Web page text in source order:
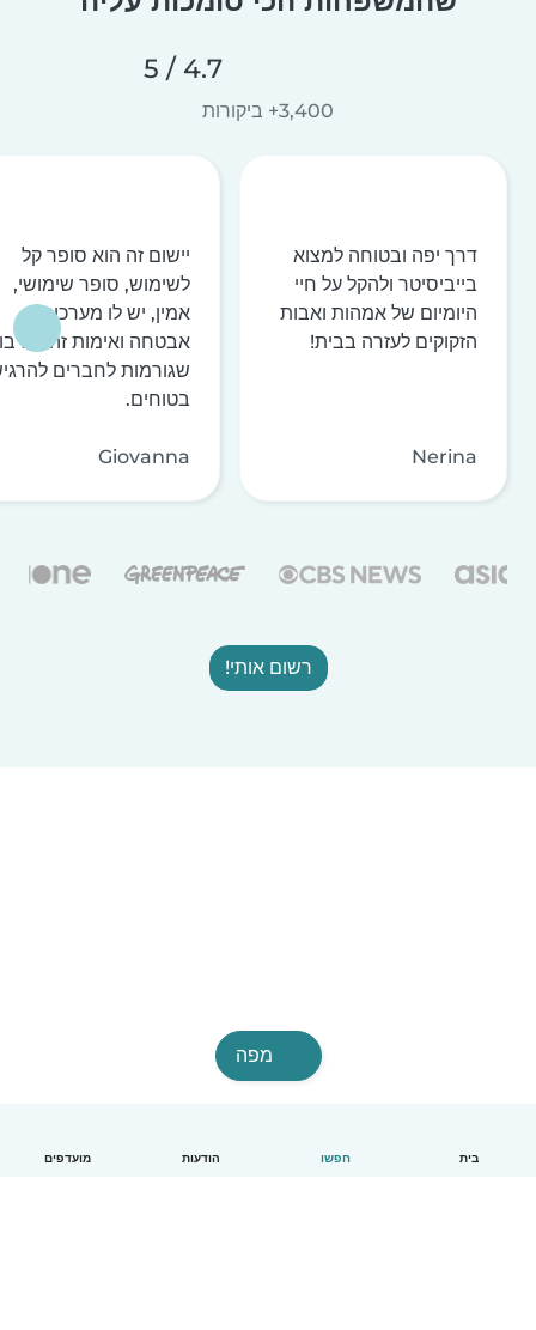
בית חפשו הודעות מועדפים
4.7 / 5
3,400+ ביקורות
דרך יפה ובטוחה למצוא
בייביסיטר ולהקל על חיי
היומיום של אמהות ואבות
הזקוקים לעזרה בבית!
Nerina
יישום זה הוא סופר קל
לשימוש, סופר שימושי,
אמין, יש לו מערכות
אבטחה ואימות זהות
שגורמות לחברים
בטוחים.
Giovanna
רשום אותי!
מפה